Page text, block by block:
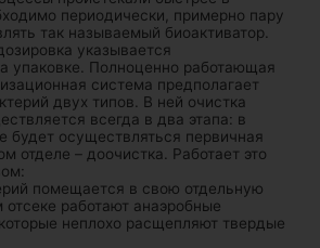
периодически, примерно пару
так называемый биоактиватор.
указывается
упаковке. Полноценно работающая
система предполагает
двух типов. В ней очистка
всегда в два этапа: в
будет осуществляться первичная
отделе – доочистка. Работает это
помещается в свою отдельную
работают анаэробные
неплохо расщепляют твердые